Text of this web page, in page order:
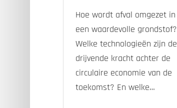
Hoe wordt afval omgezet in
een waardevolle grondstof?
Welke technologieën zijn de
drijvende kracht achter de
circulaire economie van de
toekomst? En welke…